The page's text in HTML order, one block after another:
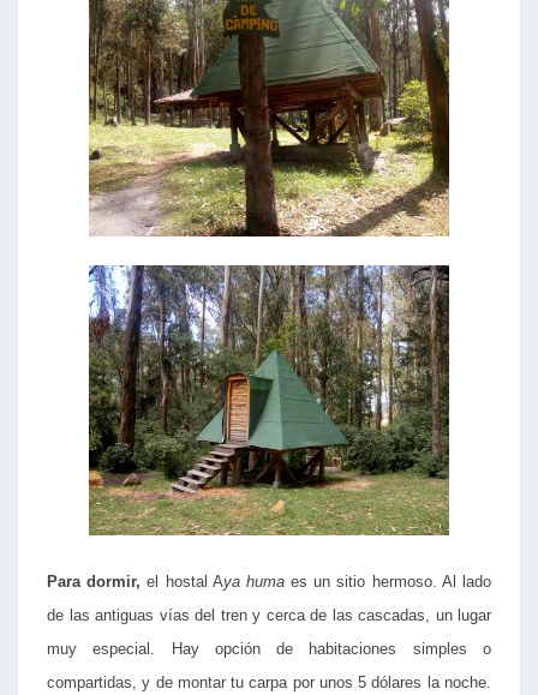
Para dormir,el hostal Aya humaes un sitio hermoso. Al lado
de las antiguas vías del tren y cerca de las cascadas, un lugar
muy especial. Hay opción de habitaciones simples o
compartidas, y de montar tu carpa por unos 5 dólares la noche.